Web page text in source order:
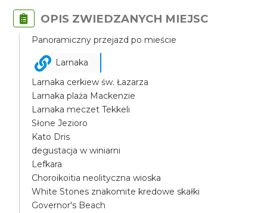
OPIS ZWIEDZANYCH MIEJSC
Panoramiczny przejazd po mieście
Larnaka
Larnaka cerkiew św. Łazarza
Larnaka plaża Mackenzie
Larnaka meczet Tekkeli
Słone Jezioro
Kato Dris
degustacja w winiarni
Lefkara
Choroikoitia neolityczna wioska
White Stones znakomite kredowe skałki
Governor's Beach